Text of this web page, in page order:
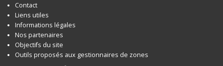
Contact
Liens utiles
Informations légales
Nos partenaires
Objectifs du site
Outils proposés aux gestionnaires de zones